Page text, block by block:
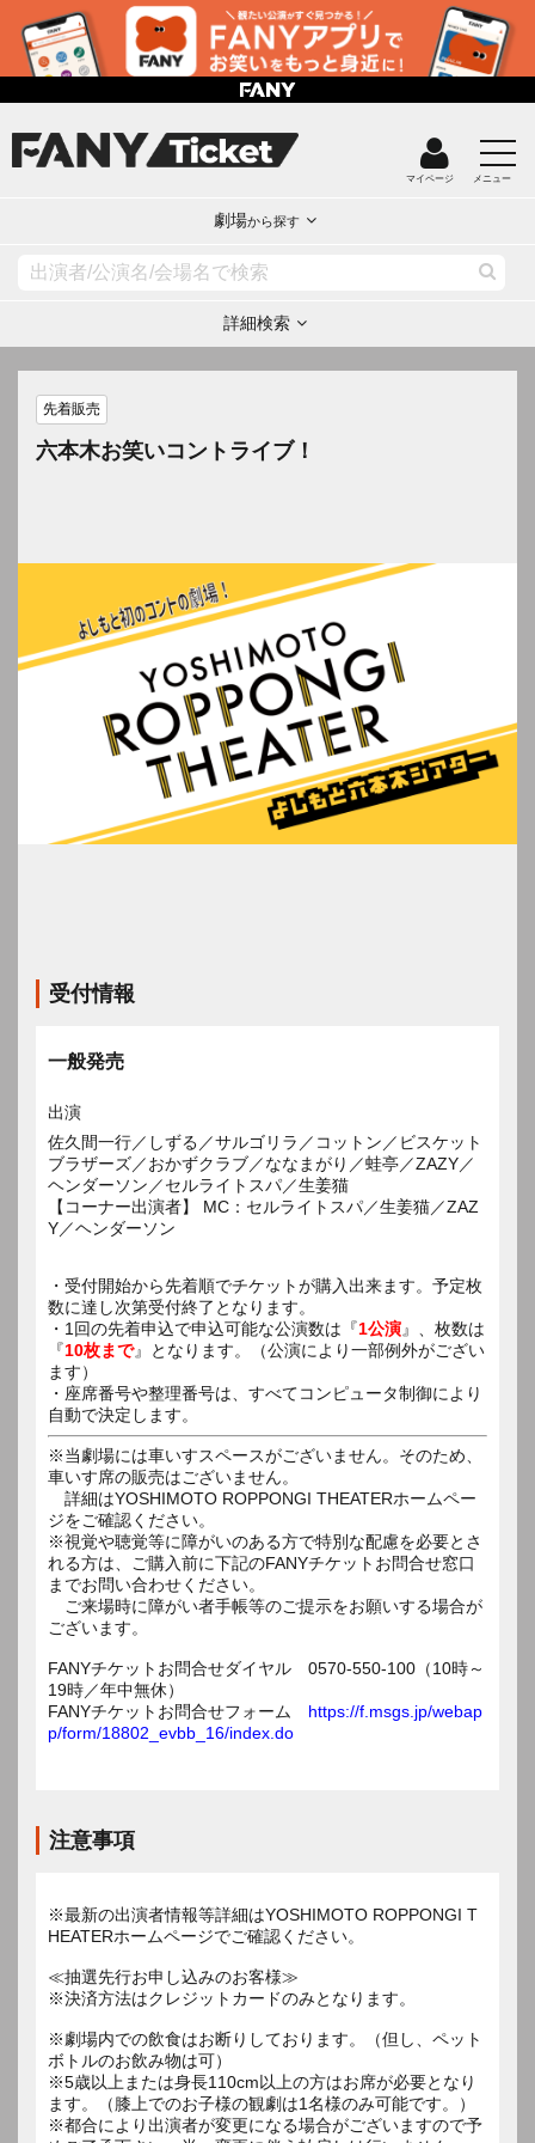
マイページ メニュー
劇場から探す
詳細検索
先着販売
六本木お笑いコントライブ！
受付情報
一般発売
出演
佐久間一行／しずる／サルゴリラ／コットン／ビスケット
ブラザーズ／おかずクラブ／ななまがり／蛙亭／ZAZY／
ヘンダーソン／セルライトスパ／生姜猫
【コーナー出演者】 MC：セルライトスパ／生姜猫／ZAZ
Y／ヘンダーソン
・受付開始から先着順でチケットが購入出来ます。予定枚
数に達し次第受付終了となります。
・1回の先着申込で申込可能な公演数は『1公演』、枚数は
『10枚まで』となります。（公演により一部例外がござい
ます）
・座席番号や整理番号は、すべてコンピュータ制御により
自動で決定します。
※当劇場には車いすスペースがございません。そのため、
車いす席の販売はございません。
詳細はYOSHIMOTO ROPPONGI THEATERホームペー
ジをご確認ください。
※視覚や聴覚等に障がいのある方で特別な配慮を必要とさ
れる方は、ご購入前に下記のFANYチケットお問合せ窓口
までお問い合わせください。
ご来場時に障がい者手帳等のご提示をお願いする場合が
ございます。
FANYチケットお問合せダイヤル 0570-550-100（10時～
19時／年中無休）
FANYチケットお問合せフォーム https://f.msgs.jp/webap
p/form/18802_evbb_16/index.do
注意事項
※最新の出演者情報等詳細はYOSHIMOTO ROPPONGI T
HEATERホームページでご確認ください。
≪抽選先行お申し込みのお客様≫
※決済方法はクレジットカードのみとなります。
※劇場内での飲食はお断りしております。（但し、ペット
ボトルのお飲み物は可）
※5歳以上または身長110cm以上の方はお席が必要となり
ます。（膝上でのお子様の観劇は1名様のみ可能です。）
※都合により出演者が変更になる場合がございますので予